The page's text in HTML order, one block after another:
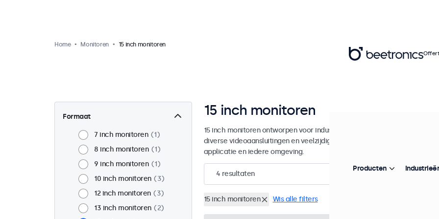
Home Monitoren 15 inch monitoren
Formaat
7 inch monitoren
1
8 inch monitoren
1
9 inch monitoren
1
10 inch monitoren
3
12 inch monitoren
3
13 inch monitoren
2
15 inch monitoren
15 inch monitoren ontworpen voor industrieel en commercieel gebruik.
diverse videoaansluitingen en veelzijdige montageopties, waarmee ze
applicatie en iedere omgeving.
4 resultaten
15 inch monitoren Wis alle filters
Producten